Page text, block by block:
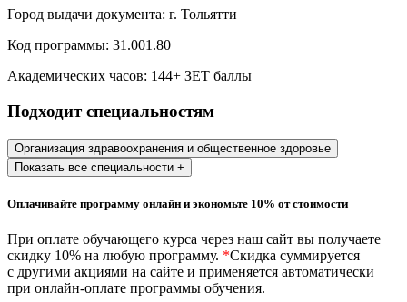
Образование и педагогические науки
Социология и социальная работа
и служащих
История и археология
Техносферная безопасность и
природообустройство
Город выдачи документа: г. Тольятти
Код программы: 31.001.80
Академических часов: 144+ ЗЕТ баллы
Подходит специальностям
Организация здравоохранения и общественное здоровье
Показать все специальности +
Оплачивайте программу онлайн и экономьте 10% от стоимости
При оплате обучающего курса через наш сайт вы получаете
скидку 10% на любую программу. *Скидка суммируется
с другими акциями на сайте и применяется автоматически
при онлайн-оплате программы обучения.